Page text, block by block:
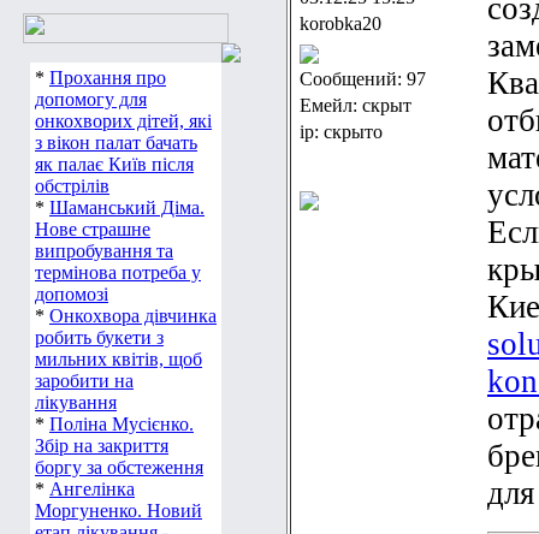
* Прохання про
допомогу для
онкохворих дітей, які
з вікон палат бачать
як палає Київ після
обстрілів
* Шаманський Діма.
Нове страшне
випробування та
термінова потреба у
допомозі
* Онкохвора дівчинка
робить букети з
мильних квітів, щоб
заробити на
лікування
* Поліна Мусієнко.
Збір на закриття
боргу за обстеження
* Ангелінка
Моргуненко. Новий
korobka20
Сообщений: 97
Емейл: скрыт
ip: скрыто